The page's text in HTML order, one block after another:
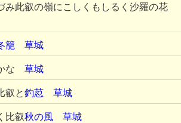
み此叡の嶺にこしくもしるく沙羅の花
籠 草城
な 草城
叡と釣荵 草城
比叡秋の風 草城